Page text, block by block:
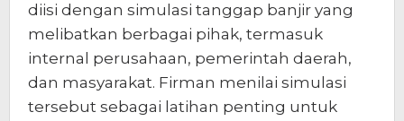
diisi dengan simulasi tanggap banjir yang
melibatkan berbagai pihak, termasuk
internal perusahaan, pemerintah daerah,
dan masyarakat. Firman menilai simulasi
tersebut sebagai latihan penting untuk